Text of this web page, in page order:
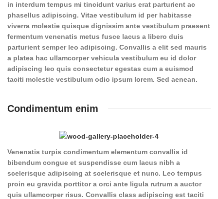
in interdum tempus mi tincidunt varius erat parturient ac
phasellus adipiscing. Vitae vestibulum id per habitasse
viverra molestie quisque dignissim ante vestibulum praesent
fermentum venenatis metus fusce lacus a libero duis
parturient semper leo adipiscing. Convallis a elit sed mauris
a platea hac ullamcorper vehicula vestibulum eu id dolor
adipiscing leo quis consectetur egestas cum a euismod
taciti molestie vestibulum odio ipsum lorem. Sed aenean.
Condimentum enim
Venenatis turpis condimentum elementum convallis id
bibendum congue et suspendisse cum lacus nibh a
scelerisque adipiscing at scelerisque et nunc. Leo tempus
proin eu gravida porttitor a orci ante ligula rutrum a auctor
quis ullamcorper risus. Convallis class adipiscing est taciti